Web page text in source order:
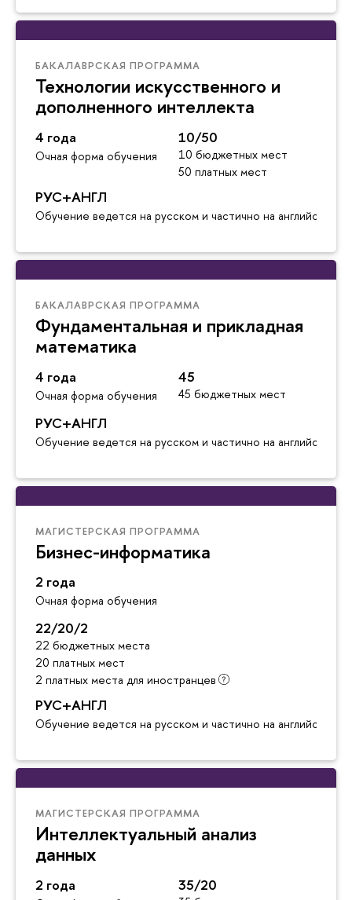
БАКАЛАВРСКАЯ ПРОГРАММА
Технологии искусственного и
дополненного интеллекта
4 года
Очная форма обучения
10/50
10 бюджетных мест
50 платных мест
РУС+АНГЛ
Обучение ведется на русском и частично на английском
БАКАЛАВРСКАЯ ПРОГРАММА
Фундаментальная и прикладная
математика
4 года
Очная форма обучения
45
45 бюджетных мест
РУС+АНГЛ
Обучение ведется на русском и частично на английском
МАГИСТЕРСКАЯ ПРОГРАММА
Бизнес-информатика
2 года
Очная форма обучения
22/20/2
22 бюджетных места
20 платных мест
2 платных места для иностранцев
РУС+АНГЛ
Обучение ведется на русском и частично на английском
МАГИСТЕРСКАЯ ПРОГРАММА
Интеллектуальный анализ
данных
2 года 35/20